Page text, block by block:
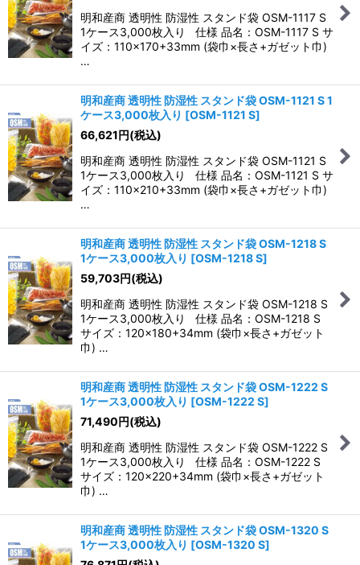
明和産商 透明性 防湿性 スタンド袋 OSM-1117 S
1ケース3,000枚入り 仕様 品名：OSM-1117 S サ
イズ：110×170+33mm (袋巾×長さ+ガゼット巾)
…
明和産商 透明性 防湿性 スタンド袋 OSM-1121 S 1
ケース3,000枚入り [OSM-1121 S]
66,621 円(税込)
明和産商 透明性 防湿性 スタンド袋 OSM-1121 S
1ケース3,000枚入り 仕様 品名：OSM-1121 S サ
イズ：110×210+33mm (袋巾×長さ+ガゼット巾)
…
明和産商 透明性 防湿性 スタンド袋 OSM-1218 S
1ケース3,000枚入り [OSM-1218 S]
59,703円(税込)
明和産商 透明性 防湿性 スタンド袋 OSM-1218 S
1ケース3,000枚入り 仕様 品名：OSM-1218 S
サイズ：120×180+34mm (袋巾×長さ+ガゼット
巾) …
明和産商 透明性 防湿性 スタンド袋 OSM-1222 S
1ケース3,000枚入り [OSM-1222 S]
71,490 円(税込)
明和産商 透明性 防湿性 スタンド袋 OSM-1222 S
1ケース3,000枚入り 仕様 品名：OSM-1222 S
サイズ：120×220+34mm (袋巾×長さ+ガゼット
巾) …
明和産商 透明性 防湿性 スタンド袋 OSM-1320 S
1ケース3,000枚入り [OSM-1320 S]